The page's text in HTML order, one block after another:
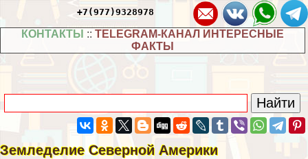
+7(977)9328978
КОНТАКТЫ :: TELEGRAM-КАНАЛ ИНТЕРЕСНЫЕ
ФАКТЫ
Земледелие Северной Америки